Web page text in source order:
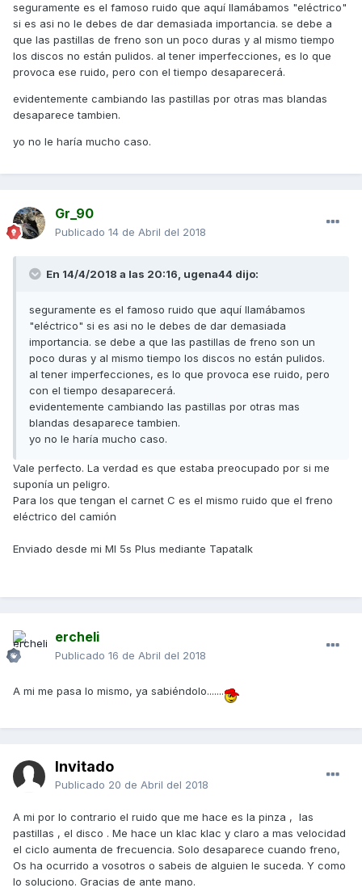
seguramente es el famoso ruido que aquí llamábamos "eléctrico"
si es asi no le debes de dar demasiada importancia. se debe a
que las pastillas de freno son un poco duras y al mismo tiempo
los discos no están pulidos. al tener imperfecciones, es lo que
provoca ese ruido, pero con el tiempo desaparecerá.
evidentemente cambiando las pastillas por otras mas blandas
desaparece tambien.
yo no le haría mucho caso.
Gr_90
Publicado 14 de Abril del 2018
En 14/4/2018 a las 20:16, ugena44 dijo:
seguramente es el famoso ruido que aquí llamábamos
"eléctrico" si es asi no le debes de dar demasiada
importancia. se debe a que las pastillas de freno son un
poco duras y al mismo tiempo los discos no están pulidos.
al tener imperfecciones, es lo que provoca ese ruido, pero
con el tiempo desaparecerá.
evidentemente cambiando las pastillas por otras mas
blandas desaparece tambien.
yo no le haría mucho caso.
Vale perfecto. La verdad es que estaba preocupado por si me
suponía un peligro.
Para los que tengan el carnet C es el mismo ruido que el freno
eléctrico del camión
Enviado desde mi MI 5s Plus mediante Tapatalk
ercheli
Publicado 16 de Abril del 2018
A mi me pasa lo mismo, ya sabiéndolo.......
Invitado
Publicado 20 de Abril del 2018
A mi por lo contrario el ruido que me hace es la pinza , las
pastillas , el disco . Me hace un klac klac y claro a mas velocidad
el ciclo aumenta de frecuencia. Solo desaparece cuando freno,
Os ha ocurrido a vosotros o sabeis de alguien le suceda. Y como
lo soluciono. Gracias de ante mano.